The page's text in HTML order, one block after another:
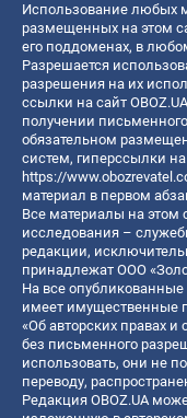
Использование любых
размещенных на этом
его поддоменах, в
Разрешается
разрешения на их
ссылки на сайт
получении
обязательном
систем, гиперссылки
https://
материал в первом
Все материалы на этом
исследования –
редакции,
принадлежат ООО
На все
имеет имущественные
«Об авторских правах
без письменного
использовать, они не
переводу,
Редакция OBOZ.UA